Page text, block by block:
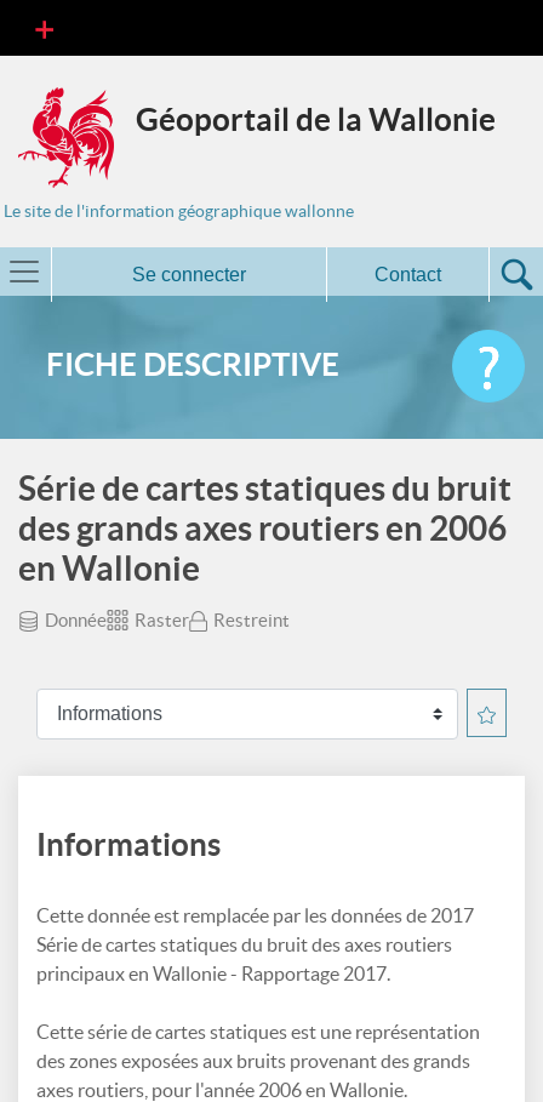
Géoportail de la Wallonie
Le site de l'information géographique wallonne
Se connecter Contact
FICHE DESCRIPTIVE
Série de cartes statiques du bruit
des grands axes routiers en 2006
en Wallonie
Donnée Raster Restreint
Informations
Cette donnée est remplacée par les données de 2017
Série de cartes statiques du bruit des axes routiers
principaux en Wallonie - Rapportage 2017.
Cette série de cartes statiques est une représentation
des zones exposées aux bruits provenant des grands
axes routiers, pour l'année 2006 en Wallonie.